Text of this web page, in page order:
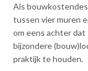
o
n
t
e
n
Als
tussen vier muren
om eens achter dat
bijzondere
praktijk te houden.